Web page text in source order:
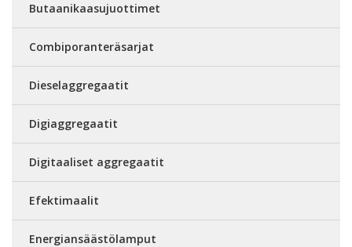
Butaanikaasujuottimet
Combiporanteräsarjat
Dieselaggregaatit
Digiaggregaatit
Digitaaliset aggregaatit
Efektimaalit
Energiansäästölamput